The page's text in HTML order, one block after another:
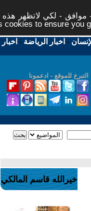
موافق - لكي لاتظهر هذه
cookies to ensure you
- اخبار الرياضة - اخبار
التبرع للموقع - ادعمونا
خيرالله قاسم المالكي